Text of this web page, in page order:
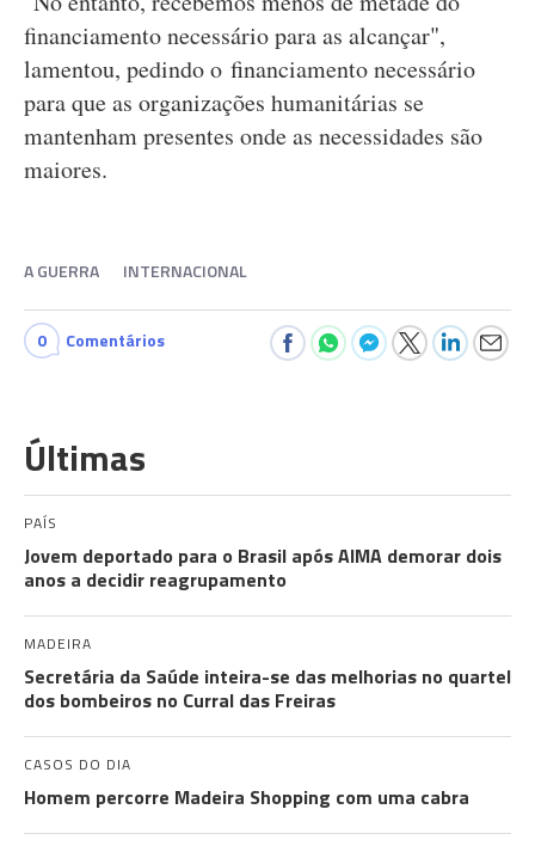
financiamento necessário para as alcançar",
lamentou, pedindo o financiamento necessário
para que as organizações humanitárias se
mantenham presentes onde as necessidades são
maiores.
A GUERRA INTERNACIONAL
0 Comentários
Últimas
PAÍS
Jovem deportado para o Brasil após AIMA demorar dois
anos a decidir reagrupamento
MADEIRA
Secretária da Saúde inteira-se das melhorias no quartel
dos bombeiros no Curral das Freiras
CASOS DO DIA
Homem percorre Madeira Shopping com uma cabra